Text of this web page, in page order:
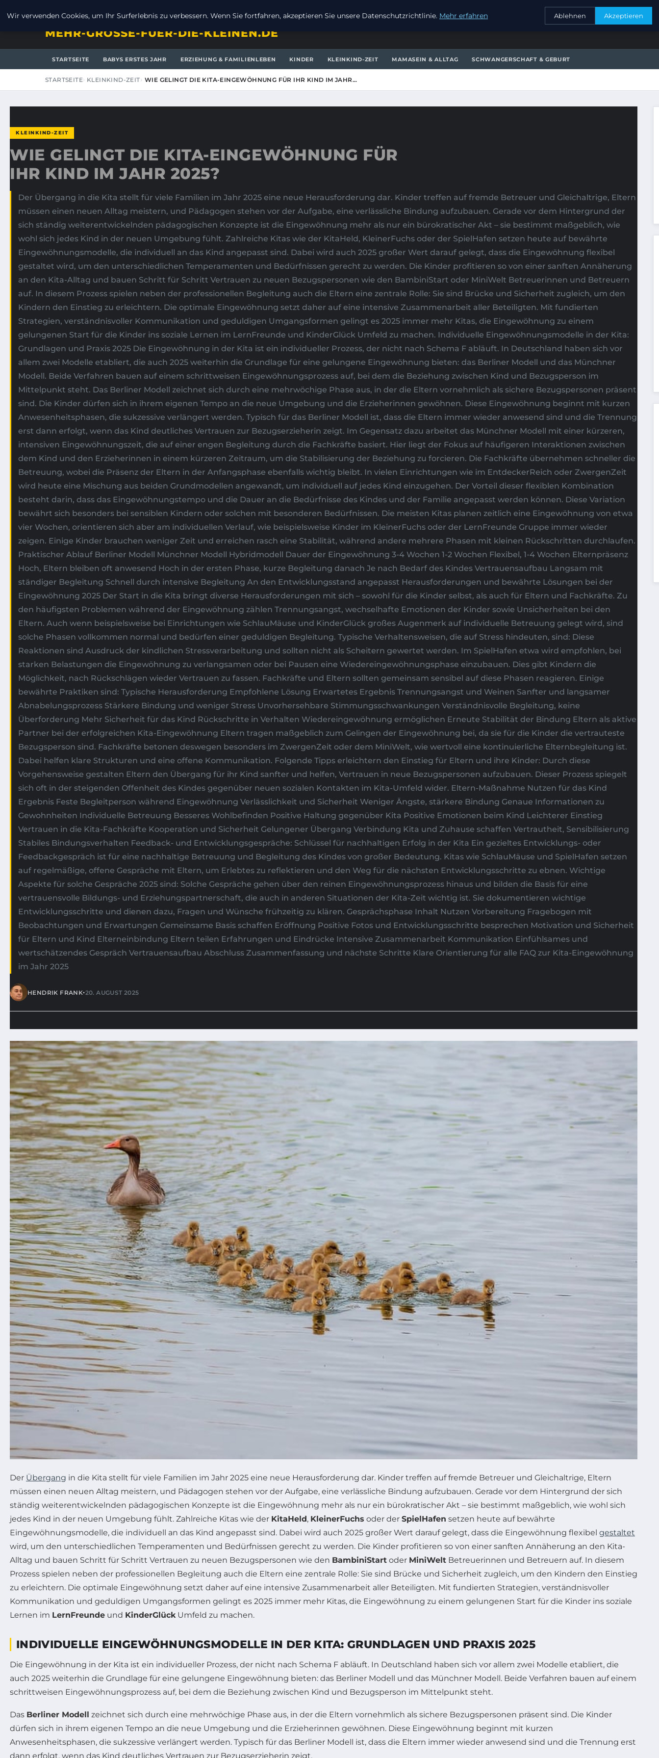
KONTAKT
MEHR-GROSSE-FUER-DIE-KLEINEN.DE
STARTSEITE BABYS ERSTES JAHR ERZIEHUNG & FAMILIENLEBEN KINDER KLEINKIND-ZEIT MAMASEIN & ALLTAG SCHWANGERSCHAFT & GEBURT
STARTSEITE KLEINKIND-ZEIT WIE GELINGT DIE KITA-EINGEWÖHNUNG FÜR IHR KIND IM JAHR…
KLEINKIND-ZEIT
WIE GELINGT DIE KITA-EINGEWÖHNUNG FÜR
IHR KIND IM JAHR 2025?
Der Übergang in die Kita stellt für viele Familien im Jahr 2025 eine neue Herausforderung dar. Kinder treffen auf fremde Betreuer und Gleichaltrige, Eltern
müssen einen neuen Alltag meistern, und Pädagogen stehen vor der Aufgabe, eine verlässliche Bindung aufzubauen. Gerade vor dem Hintergrund der
sich ständig weiterentwickelnden pädagogischen Konzepte ist die Eingewöhnung mehr als nur ein bürokratischer Akt – sie bestimmt maßgeblich, wie
wohl sich jedes Kind in der neuen Umgebung fühlt. Zahlreiche Kitas wie der KitaHeld, KleinerFuchs oder der SpielHafen setzen heute auf bewährte
Eingewöhnungsmodelle, die individuell an das Kind angepasst sind. Dabei wird auch 2025 großer Wert darauf gelegt, dass die Eingewöhnung flexibel
gestaltet wird, um den unterschiedlichen Temperamenten und Bedürfnissen gerecht zu werden. Die Kinder profitieren so von einer sanften Annäherung
an den Kita-Alltag und bauen Schritt für Schritt Vertrauen zu neuen Bezugspersonen wie den BambiniStart oder MiniWelt Betreuerinnen und Betreuern
auf. In diesem Prozess spielen neben der professionellen Begleitung auch die Eltern eine zentrale Rolle: Sie sind Brücke und Sicherheit zugleich, um den
Kindern den Einstieg zu erleichtern. Die optimale Eingewöhnung setzt daher auf eine intensive Zusammenarbeit aller Beteiligten. Mit fundierten
Strategien, verständnisvoller Kommunikation und geduldigen Umgangsformen gelingt es 2025 immer mehr Kitas, die Eingewöhnung zu einem
gelungenen Start für die Kinder ins soziale Lernen im LernFreunde und KinderGlück Umfeld zu machen. Individuelle Eingewöhnungsmodelle in der Kita:
Grundlagen und Praxis 2025 Die Eingewöhnung in der Kita ist ein individueller Prozess, der nicht nach Schema F abläuft. In Deutschland haben sich vor
allem zwei Modelle etabliert, die auch 2025 weiterhin die Grundlage für eine gelungene Eingewöhnung bieten: das Berliner Modell und das Münchner
Modell. Beide Verfahren bauen auf einem schrittweisen Eingewöhnungsprozess auf, bei dem die Beziehung zwischen Kind und Bezugsperson im
Mittelpunkt steht. Das Berliner Modell zeichnet sich durch eine mehrwöchige Phase aus, in der die Eltern vornehmlich als sichere Bezugspersonen präsent
sind. Die Kinder dürfen sich in ihrem eigenen Tempo an die neue Umgebung und die Erzieherinnen gewöhnen. Diese Eingewöhnung beginnt mit kurzen
Anwesenheitsphasen, die sukzessive verlängert werden. Typisch für das Berliner Modell ist, dass die Eltern immer wieder anwesend sind und die Trennung
erst dann erfolgt, wenn das Kind deutliches Vertrauen zur Bezugserzieherin zeigt. Im Gegensatz dazu arbeitet das Münchner Modell mit einer kürzeren,
intensiven Eingewöhnungszeit, die auf einer engen Begleitung durch die Fachkräfte basiert. Hier liegt der Fokus auf häufigeren Interaktionen zwischen
dem Kind und den Erzieherinnen in einem kürzeren Zeitraum, um die Stabilisierung der Beziehung zu forcieren. Die Fachkräfte übernehmen schneller die
Betreuung, wobei die Präsenz der Eltern in der Anfangsphase ebenfalls wichtig bleibt. In vielen Einrichtungen wie im EntdeckerReich oder ZwergenZeit
wird heute eine Mischung aus beiden Grundmodellen angewandt, um individuell auf jedes Kind einzugehen. Der Vorteil dieser flexiblen Kombination
besteht darin, dass das Eingewöhnungstempo und die Dauer an die Bedürfnisse des Kindes und der Familie angepasst werden können. Diese Variation
bewährt sich besonders bei sensiblen Kindern oder solchen mit besonderen Bedürfnissen. Die meisten Kitas planen zeitlich eine Eingewöhnung von etwa
vier Wochen, orientieren sich aber am individuellen Verlauf, wie beispielsweise Kinder im KleinerFuchs oder der LernFreunde Gruppe immer wieder
zeigen. Einige Kinder brauchen weniger Zeit und erreichen rasch eine Stabilität, während andere mehrere Phasen mit kleinen Rückschritten durchlaufen.
Praktischer Ablauf Berliner Modell Münchner Modell Hybridmodell Dauer der Eingewöhnung 3-4 Wochen 1-2 Wochen Flexibel, 1-4 Wochen Elternpräsenz
Hoch, Eltern bleiben oft anwesend Hoch in der ersten Phase, kurze Begleitung danach Je nach Bedarf des Kindes Vertrauensaufbau Langsam mit
ständiger Begleitung Schnell durch intensive Begleitung An den Entwicklungsstand angepasst Herausforderungen und bewährte Lösungen bei der
Eingewöhnung 2025 Der Start in die Kita bringt diverse Herausforderungen mit sich – sowohl für die Kinder selbst, als auch für Eltern und Fachkräfte. Zu
den häufigsten Problemen während der Eingewöhnung zählen Trennungsangst, wechselhafte Emotionen der Kinder sowie Unsicherheiten bei den
Eltern. Auch wenn beispielsweise bei Einrichtungen wie SchlauMäuse und KinderGlück großes Augenmerk auf individuelle Betreuung gelegt wird, sind
solche Phasen vollkommen normal und bedürfen einer geduldigen Begleitung. Typische Verhaltensweisen, die auf Stress hindeuten, sind: Diese
Reaktionen sind Ausdruck der kindlichen Stressverarbeitung und sollten nicht als Scheitern gewertet werden. Im SpielHafen etwa wird empfohlen, bei
starken Belastungen die Eingewöhnung zu verlangsamen oder bei Pausen eine Wiedereingewöhnungsphase einzubauen. Dies gibt Kindern die
Möglichkeit, nach Rückschlägen wieder Vertrauen zu fassen. Fachkräfte und Eltern sollten gemeinsam sensibel auf diese Phasen reagieren. Einige
bewährte Praktiken sind: Typische Herausforderung Empfohlene Lösung Erwartetes Ergebnis Trennungsangst und Weinen Sanfter und langsamer
Abnabelungsprozess Stärkere Bindung und weniger Stress Unvorhersehbare Stimmungsschwankungen Verständnisvolle Begleitung, keine
Überforderung Mehr Sicherheit für das Kind Rückschritte in Verhalten Wiedereingewöhnung ermöglichen Erneute Stabilität der Bindung Eltern als aktive
Partner bei der erfolgreichen Kita-Eingewöhnung Eltern tragen maßgeblich zum Gelingen der Eingewöhnung bei, da sie für die Kinder die vertrauteste
Bezugsperson sind. Fachkräfte betonen deswegen besonders im ZwergenZeit oder dem MiniWelt, wie wertvoll eine kontinuierliche Elternbegleitung ist.
Dabei helfen klare Strukturen und eine offene Kommunikation. Folgende Tipps erleichtern den Einstieg für Eltern und ihre Kinder: Durch diese
Vorgehensweise gestalten Eltern den Übergang für ihr Kind sanfter und helfen, Vertrauen in neue Bezugspersonen aufzubauen. Dieser Prozess spiegelt
sich oft in der steigenden Offenheit des Kindes gegenüber neuen sozialen Kontakten im Kita-Umfeld wider. Eltern-Maßnahme Nutzen für das Kind
Ergebnis Feste Begleitperson während Eingewöhnung Verlässlichkeit und Sicherheit Weniger Ängste, stärkere Bindung Genaue Informationen zu
Gewohnheiten Individuelle Betreuung Besseres Wohlbefinden Positive Haltung gegenüber Kita Positive Emotionen beim Kind Leichterer Einstieg
Vertrauen in die Kita-Fachkräfte Kooperation und Sicherheit Gelungener Übergang Verbindung Kita und Zuhause schaffen Vertrautheit, Sensibilisierung
Stabiles Bindungsverhalten Feedback- und Entwicklungsgespräche: Schlüssel für nachhaltigen Erfolg in der Kita Ein gezieltes Entwicklungs- oder
Feedbackgespräch ist für eine nachhaltige Betreuung und Begleitung des Kindes von großer Bedeutung. Kitas wie SchlauMäuse und SpielHafen setzen
auf regelmäßige, offene Gespräche mit Eltern, um Erlebtes zu reflektieren und den Weg für die nächsten Entwicklungsschritte zu ebnen. Wichtige
Aspekte für solche Gespräche 2025 sind: Solche Gespräche gehen über den reinen Eingewöhnungsprozess hinaus und bilden die Basis für eine
vertrauensvolle Bildungs- und Erziehungspartnerschaft, die auch in anderen Situationen der Kita-Zeit wichtig ist. Sie dokumentieren wichtige
Entwicklungsschritte und dienen dazu, Fragen und Wünsche frühzeitig zu klären. Gesprächsphase Inhalt Nutzen Vorbereitung Fragebogen mit
Beobachtungen und Erwartungen Gemeinsame Basis schaffen Eröffnung Positive Fotos und Entwicklungsschritte besprechen Motivation und Sicherheit
für Eltern und Kind Elterneinbindung Eltern teilen Erfahrungen und Eindrücke Intensive Zusammenarbeit Kommunikation Einfühlsames und
wertschätzendes Gespräch Vertrauensaufbau Abschluss Zusammenfassung und nächste Schritte Klare Orientierung für alle FAQ zur Kita-Eingewöhnung
im Jahr 2025
HENDRIK FRANK•20. AUGUST 2025
Der Übergang in die Kita stellt für viele Familien im Jahr 2025 eine neue Herausforderung dar. Kinder treffen auf fremde Betreuer und Gleichaltrige, Eltern
müssen einen neuen Alltag meistern, und Pädagogen stehen vor der Aufgabe, eine verlässliche Bindung aufzubauen. Gerade vor dem Hintergrund der sich
ständig weiterentwickelnden pädagogischen Konzepte ist die Eingewöhnung mehr als nur ein bürokratischer Akt – sie bestimmt maßgeblich, wie wohl sich
jedes Kind in der neuen Umgebung fühlt. Zahlreiche Kitas wie der KitaHeld, KleinerFuchs oder der SpielHafen setzen heute auf bewährte
Eingewöhnungsmodelle, die individuell an das Kind angepasst sind. Dabei wird auch 2025 großer Wert darauf gelegt, dass die Eingewöhnung flexibel gestaltet
wird, um den unterschiedlichen Temperamenten und Bedürfnissen gerecht zu werden. Die Kinder profitieren so von einer sanften Annäherung an den Kita-
Alltag und bauen Schritt für Schritt Vertrauen zu neuen Bezugspersonen wie den BambiniStart oder MiniWelt Betreuerinnen und Betreuern auf. In diesem
Prozess spielen neben der professionellen Begleitung auch die Eltern eine zentrale Rolle: Sie sind Brücke und Sicherheit zugleich, um den Kindern den Einstieg
zu erleichtern. Die optimale Eingewöhnung setzt daher auf eine intensive Zusammenarbeit aller Beteiligten. Mit fundierten Strategien, verständnisvoller
Kommunikation und geduldigen Umgangsformen gelingt es 2025 immer mehr Kitas, die Eingewöhnung zu einem gelungenen Start für die Kinder ins soziale
Lernen im LernFreunde und KinderGlück Umfeld zu machen.
INDIVIDUELLE EINGEWÖHNUNGSMODELLE IN DER KITA: GRUNDLAGEN UND PRAXIS 2025
Die Eingewöhnung in der Kita ist ein individueller Prozess, der nicht nach Schema F abläuft. In Deutschland haben sich vor allem zwei Modelle etabliert, die
auch 2025 weiterhin die Grundlage für eine gelungene Eingewöhnung bieten: das Berliner Modell und das Münchner Modell. Beide Verfahren bauen auf einem
schrittweisen Eingewöhnungsprozess auf, bei dem die Beziehung zwischen Kind und Bezugsperson im Mittelpunkt steht.
Das Berliner Modell zeichnet sich durch eine mehrwöchige Phase aus, in der die Eltern vornehmlich als sichere Bezugspersonen präsent sind. Die Kinder
dürfen sich in ihrem eigenen Tempo an die neue Umgebung und die Erzieherinnen gewöhnen. Diese Eingewöhnung beginnt mit kurzen
Anwesenheitsphasen, die sukzessive verlängert werden. Typisch für das Berliner Modell ist, dass die Eltern immer wieder anwesend sind und die Trennung erst
dann erfolgt, wenn das Kind deutliches Vertrauen zur Bezugserzieherin zeigt.
Wir verwenden Cookies, um Ihr Surferlebnis zu verbessern. Wenn Sie fortfahren, akzeptieren Sie unsere Datenschutzrichtlinie. Mehr erfahren Ablehnen Akzeptieren